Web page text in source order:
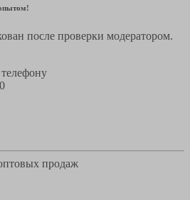
после проверки модератором.
продаж